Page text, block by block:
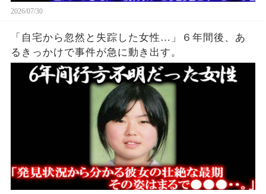
2026/07/30
「自宅から忽然と失踪した女性…」６年間後、あ
るきっかけで事件が急に動き出す。